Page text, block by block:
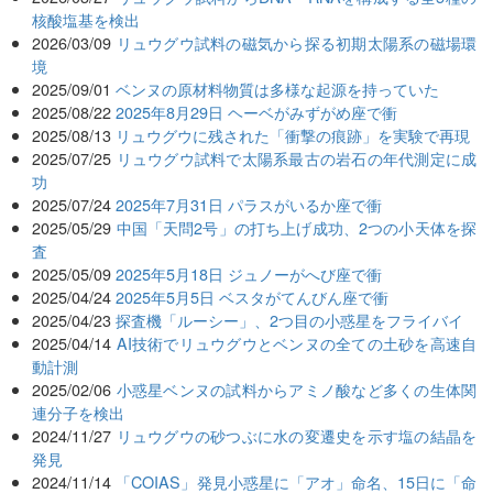
核酸塩基を検出
2026/03/09 リュウグウ試料の磁気から探る初期太陽系の磁場環
境
2025/09/01 ベンヌの原材料物質は多様な起源を持っていた
2025/08/22 2025年8月29日 ヘーベがみずがめ座で衝
2025/08/13 リュウグウに残された「衝撃の痕跡」を実験で再現
2025/07/25 リュウグウ試料で太陽系最古の岩石の年代測定に成
功
2025/07/24 2025年7月31日 パラスがいるか座で衝
2025/05/29 中国「天問2号」の打ち上げ成功、2つの小天体を探
査
2025/05/09 2025年5月18日 ジュノーがへび座で衝
2025/04/24 2025年5月5日 ベスタがてんびん座で衝
2025/04/23 探査機「ルーシー」、2つ目の小惑星をフライバイ
2025/04/14 AI技術でリュウグウとベンヌの全ての土砂を高速自
動計測
2025/02/06 小惑星ベンヌの試料からアミノ酸など多くの生体関
連分子を検出
2024/11/27 リュウグウの砂つぶに水の変遷史を示す塩の結晶を
発見
2024/11/14 「COIAS」発見小惑星に「アオ」命名、15日に「命